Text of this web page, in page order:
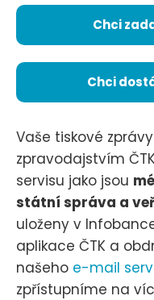
Chci
Chci
Vaše tiskové
zpravodajstvím
servisu jako jsou
státní správa a
uloženy v
aplikace ČTK a
našeho e-mail
zpřístupníme na